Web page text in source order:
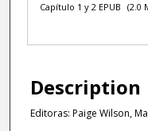
Capítulo 1 y 2 EPUB (2.0
Description
Editoras: Paige Wilson,